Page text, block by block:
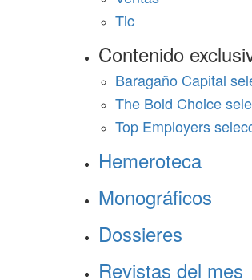
Tic
Contenido
Baragaño Capital
The Bold Choice
Top Employers
Hemeroteca
Monográficos
Dossieres
Revistas del mes